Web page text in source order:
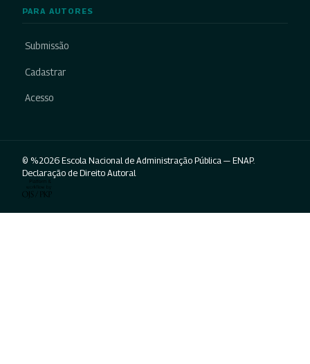
PARA AUTORES
Submissão
Cadastrar
Acesso
© %2026 Escola Nacional de Administração Pública — ENAP.
Declaração de Direito Autoral